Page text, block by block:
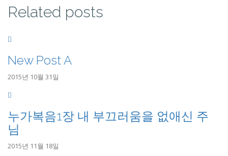
Related posts
New Post A
2015년 10월 31일
누가복음1장 내 부끄러움을 없애신 주
님
2015년 11월 18일